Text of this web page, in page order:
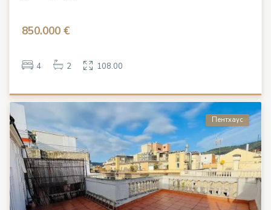
850.000 €
4 2 108.00
Пентхаус